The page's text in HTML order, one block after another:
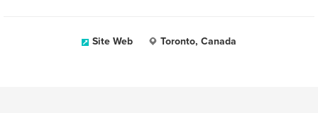
Site Web Toronto, Canada